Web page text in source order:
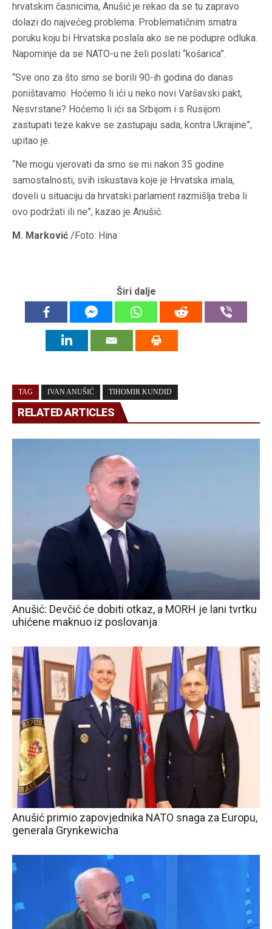
hrvatskim časnicima, Anušić je rekao da se tu zapravo
dolazi do najvećeg problema. Problematičnim smatra
poruku koju bi Hrvatska poslala ako se ne podupre odluka.
Napominje da se NATO-u ne želi poslati “košarica”.
“Sve ono za što smo se borili 90-ih godina do danas
poništavamo. Hoćemo li ići u neko novi Varšavski pakt,
Nesvrstane? Hoćemo li ići sa Srbijom i s Rusijom
zastupati teze kakve se zastupaju sada, kontra Ukrajine”,
upitao je.
“Ne mogu vjerovati da smo se mi nakon 35 godine
samostalnosti, svih iskustava koje je Hrvatska imala,
doveli u situaciju da hrvatski parlament razmišlja treba li
ovo podržati ili ne”, kazao je Anušić.
M. Marković /Foto: Hina
Širi dalje
TAG IVAN ANUŠIĆ TIHOMIR KUNDID
RELATED ARTICLES
Anušić: Devčić će dobiti otkaz, a MORH je lani tvrtku
uhićene maknuo iz poslovanja
Anušić primio zapovjednika NATO snaga za Europu,
generala Grynkewicha